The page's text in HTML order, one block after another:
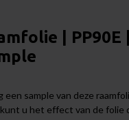
| PP90E
sample van deze
u het effect van de folie